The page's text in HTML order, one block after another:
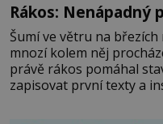
Rákos: Nenápadný
Šumí ve větru na
mnozí kolem něj
právě rákos pomáhal
zapisovat první texty a